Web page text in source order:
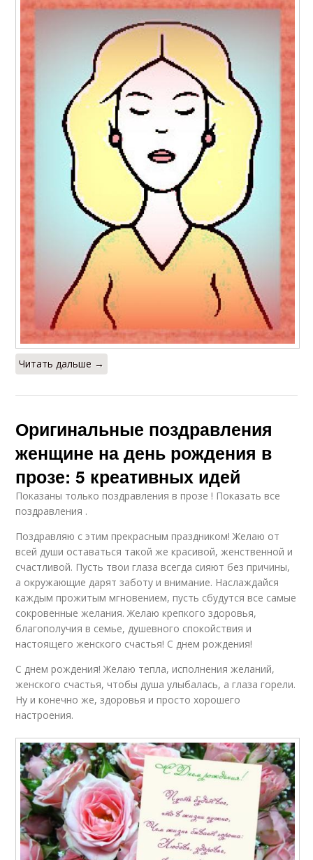
Читать дальше →
Оригинальные поздравления
женщине на день рождения в
прозе: 5 креативных идей
Показаны только поздравления в прозе ! Показать все
поздравления .
Поздравляю с этим прекрасным праздником! Желаю от
всей души оставаться такой же красивой, женственной и
счастливой. Пусть твои глаза всегда сияют без причины,
а окружающие дарят заботу и внимание. Наслаждайся
каждым прожитым мгновением, пусть сбудутся все самые
сокровенные желания. Желаю крепкого здоровья,
благополучия в семье, душевного спокойствия и
настоящего женского счастья! С днем рождения!
С днем рождения! Желаю тепла, исполнения желаний,
женского счастья, чтобы душа улыбалась, а глаза горели.
Ну и конечно же, здоровья и просто хорошего
настроения.